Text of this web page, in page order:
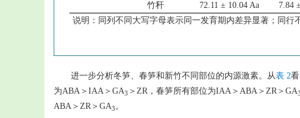
竹秆
72.11 ± 10.04 Aa 7.84
说明：同列不同大写字母表示同一发育期内差异显著；同行
进一步分析冬笋、春笋和新竹不同部位的内源激素。从表 2
为ABA＞IAA＞GA3 ＞ZR，春笋所有部位为IAA＞ABA＞ZR＞GA3
ABA＞ZR＞GA3。